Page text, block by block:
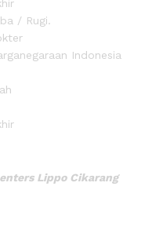
/ Rugi.
Indonesia
Lippo Cikarang